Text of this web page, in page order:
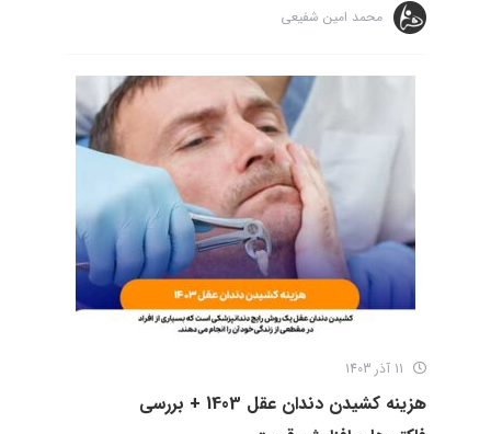
محمد امین شفیعی
هزینه کشیدن دندان عقل 1403 + بررسی